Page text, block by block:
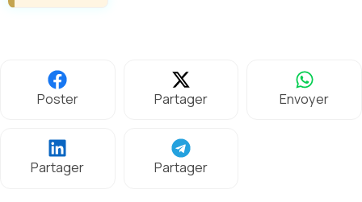
Poster Partager Envoyer
Partager Partager